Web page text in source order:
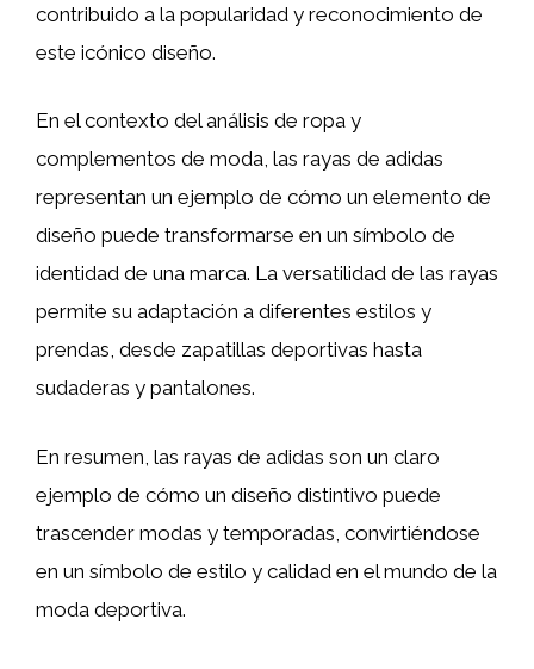
contribuido a la popularidad y reconocimiento de
este icónico diseño.
En el contexto del análisis de ropa y
complementos de moda, las rayas de adidas
representan un ejemplo de cómo un elemento de
diseño puede transformarse en un símbolo de
identidad de una marca. La versatilidad de las rayas
permite su adaptación a diferentes estilos y
prendas, desde zapatillas deportivas hasta
sudaderas y pantalones.
En resumen, las rayas de adidas son un claro
ejemplo de cómo un diseño distintivo puede
trascender modas y temporadas, convirtiéndose
en un símbolo de estilo y calidad en el mundo de la
moda deportiva.